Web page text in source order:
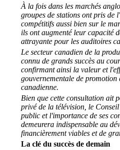
À la fois dans les marchés
groupes de stations ont pris de
compétitifs aussi bien sur le
ils ont augmenté leur capacité
attrayante pour les auditoires
Le secteur canadien de la
connu de grands succès au
confirmant ainsi la valeur et
gouvernementale de
canadienne.
Bien que cette consultation ait
privé de la télévision, le
public et l'importance de ses
demeurera indispensable au
financièrement viables et de
La clé du succès de demain